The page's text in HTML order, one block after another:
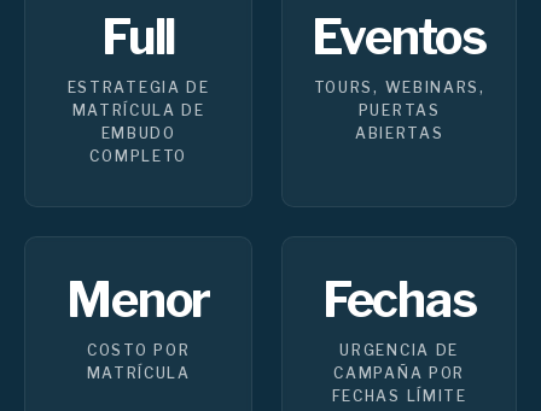
Full
ESTRATEGIA DE
MATRÍCULA DE
EMBUDO
COMPLETO
Eventos
TOURS, WEBINARS,
PUERTAS
ABIERTAS
Menor
COSTO POR
MATRÍCULA
Fechas
URGENCIA DE
CAMPAÑA POR
FECHAS LÍMITE